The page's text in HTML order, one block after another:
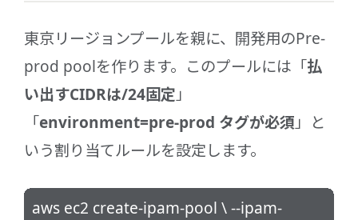
東京リージョンプールを親に、開発用のPre-
prod poolを作ります。このプールには「払
い出すCIDRは/24固定」
「environment=pre-prod タグが必須」と
いう割り当てルールを設定します。
aws ec2 create-ipam-pool \ --ipam-